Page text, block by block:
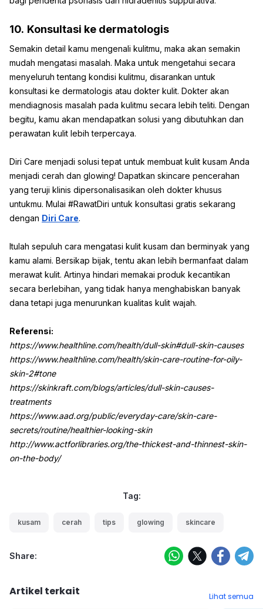
10. Konsultasi ke dermatologis
Semakin detail kamu mengenali kulitmu, maka akan semakin
mudah mengatasi masalah. Maka untuk mengetahui secara
menyeluruh tentang kondisi kulitmu, disarankan untuk
konsultasi ke dermatologis atau dokter kulit. Dokter akan
mendiagnosis masalah pada kulitmu secara lebih teliti. Dengan
begitu, kamu akan mendapatkan solusi yang dibutuhkan dan
perawatan kulit lebih terpercaya.
Diri Care menjadi solusi tepat untuk membuat kulit kusam Anda
menjadi cerah dan glowing! Dapatkan skincare pencerahan
yang teruji klinis dipersonalisasikan oleh dokter khusus
untukmu. Mulai #RawatDiri untuk konsultasi gratis sekarang
dengan Diri Care.
Itulah sepuluh cara mengatasi kulit kusam dan berminyak yang
kamu alami. Bersikap bijak, tentu akan lebih bermanfaat dalam
merawat kulit. Artinya hindari memakai produk kecantikan
secara berlebihan, yang tidak hanya menghabiskan banyak
dana tetapi juga menurunkan kualitas kulit wajah.
Referensi:
https://www.healthline.com/health/dull-skin#dull-skin-causes
https://www.healthline.com/health/skin-care-routine-for-oily-
skin-2#tone
https://skinkraft.com/blogs/articles/dull-skin-causes-
treatments
https://www.aad.org/public/everyday-care/skin-care-
secrets/routine/healthier-looking-skin
http://www.actforlibraries.org/the-thickest-and-thinnest-skin-
on-the-body/
Tag:
kusam cerah tips glowing skincare
Share:
Artikel terkait Lihat semua